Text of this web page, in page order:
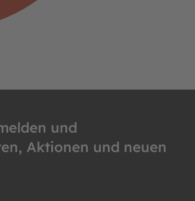
und
Aktionen und neuen